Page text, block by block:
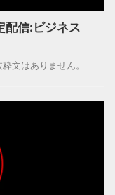
配信:ビジネス
文はありません。